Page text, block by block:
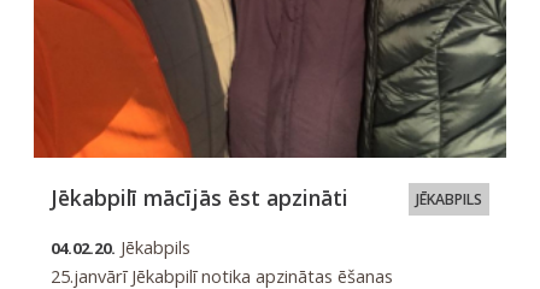
JĒKABPILS
Jēkabpilī mācījās ēst apzināti
04.02.20. Jēkabpils
25.janvārī Jēkabpilī notika apzinātas ēšanas